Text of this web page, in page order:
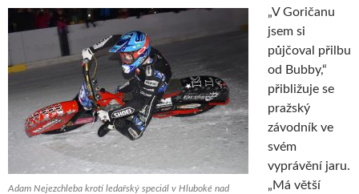
Adam Nejezchleba krotí ledařský speciál v Hluboké nad
„V Goričanu
jsem si
půjčoval přilbu
od Bubby,“
přibližuje se
pražský
závodník ve
svém
vyprávění jaru.
„Má větší